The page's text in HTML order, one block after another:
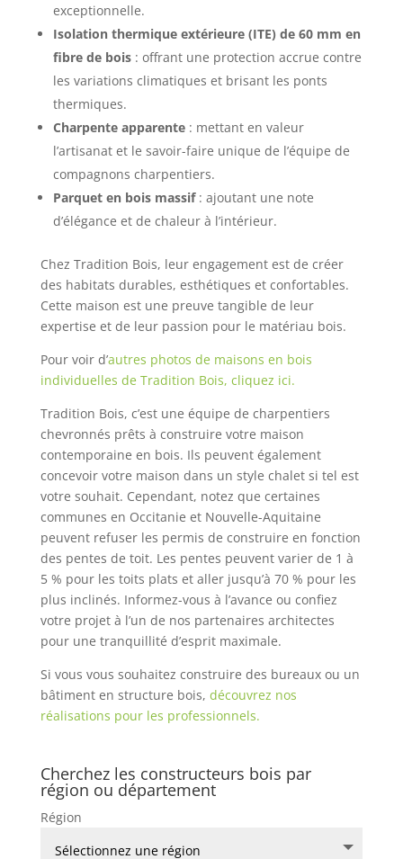
exceptionnelle.
Isolation thermique extérieure (ITE) de 60 mm en
fibre de bois: offrant une protection accrue contre
les variations climatiques et brisant les ponts
thermiques.
Charpente apparente: mettant en valeur
l’artisanat et le savoir-faire unique de l’équipe de
compagnons charpentiers.
Parquet en bois massif: ajoutant une note
d’élégance et de chaleur à l’intérieur.
Chez Tradition Bois, leur engagement est de créer
des habitats durables, esthétiques et confortables.
Cette maison est une preuve tangible de leur
expertise et de leur passion pour le matériau bois.
Pour voir d’autres photos de maisons en bois
individuelles de Tradition Bois, cliquez ici.
Tradition Bois, c’est une équipe de charpentiers
chevronnés prêts à construire votre maison
contemporaine en bois. Ils peuvent également
concevoir votre maison dans un style chalet si tel est
votre souhait. Cependant, notez que certaines
communes en Occitanie et Nouvelle-Aquitaine
peuvent refuser les permis de construire en fonction
des pentes de toit. Les pentes peuvent varier de 1 à
5 % pour les toits plats et aller jusqu’à 70 % pour les
plus inclinés. Informez-vous à l’avance ou confiez
votre projet à l’un de nos partenaires architectes
pour une tranquillité d’esprit maximale.
Si vous vous souhaitez construire des bureaux ou un
bâtiment en structure bois, découvrez nos
réalisations pour les professionnels.
Cherchez les constructeurs bois par
région ou département
Région